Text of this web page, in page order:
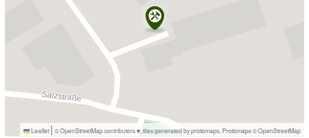
Leaflet | © OpenStreetMap contributors ♥, tiles generated by protomaps Protomaps©OpenStreetMap